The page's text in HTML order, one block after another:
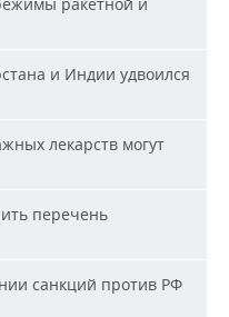
и Индии удвоился
лекарств могут
перечень
санкций против РФ